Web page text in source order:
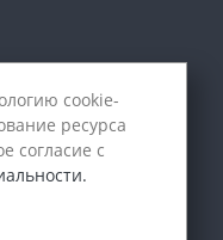
cookie-
ресурса
согласие с